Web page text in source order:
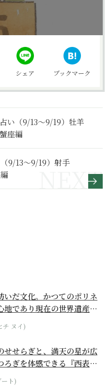
シェア ブックマーク
い（9/13～9/19）牡羊
座編
9/13～9/19）射手
いだ文化。かつてのポリネ
地であり現在の世界遺産か
...
チ ヌイ)
せせらぎと、満天の星が広
ろぎを体感できる『西表島
ト)